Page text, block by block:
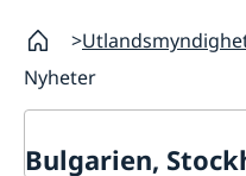
Nyheter
Bulgarien,